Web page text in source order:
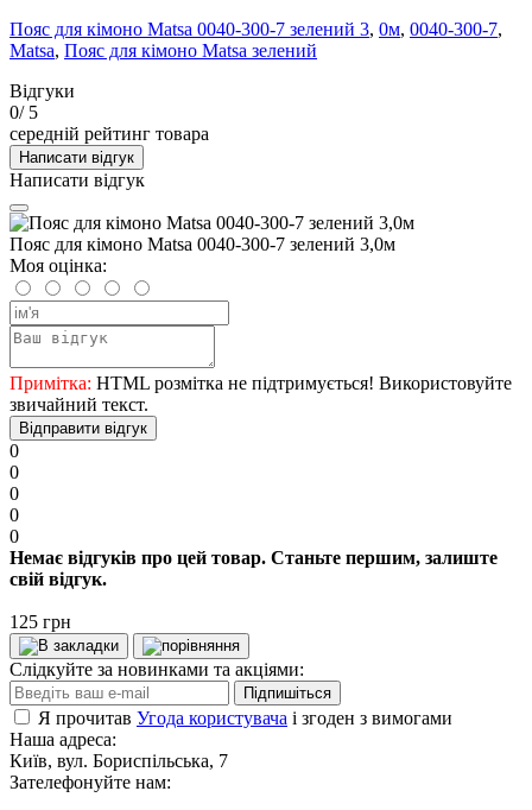
Пояс для кімоно Matsa 0040-300-7 зелений 3, 0м, 0040-300-7,
Matsa, Пояс для кімоно Matsa зелений
Відгуки
0/ 5
середній рейтинг товара
Написати відгук
Написати відгук
Пояс для кімоно Matsa 0040-300-7 зелений 3,0м
Моя оцінка:
Примітка: HTML розмітка не підтримується! Використовуйте
звичайний текст.
Відправити відгук
0
0
0
0
0
Немає відгуків про цей товар. Станьте першим, залиште
свій відгук.
125 грн
Слідкуйте за новинками та акціями:
Підпишіться
Я прочитав Угода користувача і згоден з вимогами
Наша адреса:
Київ, вул. Бориспільська, 7
Зателефонуйте нам: